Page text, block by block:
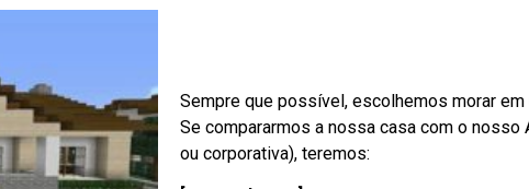
Sempre que possível, escolhemos morar
Se compararmos a nossa casa com o
ou corporativa), teremos: